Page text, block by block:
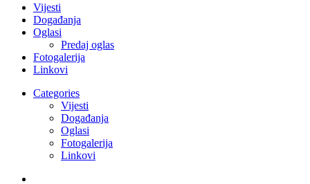
Vijesti
Događanja
Oglasi
Predaj oglas
Fotogalerija
Linkovi
Categories
Vijesti
Događanja
Oglasi
Fotogalerija
Linkovi